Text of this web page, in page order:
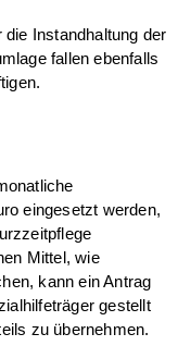
die Instandhaltung der
fallen ebenfalls
eingesetzt werden,
Mittel, wie
kann ein Antrag
gestellt
zu übernehmen.